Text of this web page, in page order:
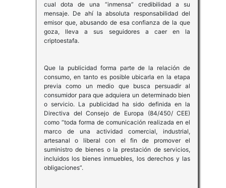
cual dota de una “inmensa” credibilidad a su
mensaje. De ahí la absoluta responsabilidad del
emisor que, abusando de esa confianza de la que
goza, lleva a sus seguidores a caer en la
criptoestafa.
Que la publicidad forma parte de la relación de
consumo, en tanto es posible ubicarla en la etapa
previa como un medio que busca persuadir al
consumidor para que adquiera un determinado bien
o servicio. La publicidad ha sido definida en la
Directiva del Consejo de Europa (84/450/ CEE)
como “toda forma de comunicación realizada en el
marco de una actividad comercial, industrial,
artesanal o liberal con el fin de promover el
suministro de bienes o la prestación de servicios,
incluidos los bienes inmuebles, los derechos y las
obligaciones”.